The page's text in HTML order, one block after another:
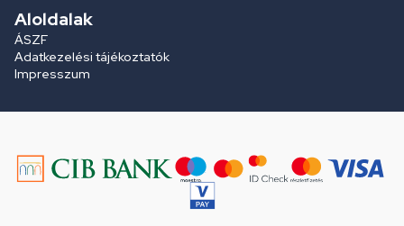
Aloldalak
ÁSZF
Adatkezelési tájékoztatók
Impresszum